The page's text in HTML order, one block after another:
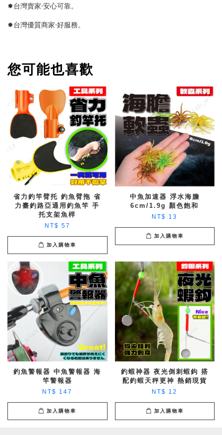
✸台灣賣家‧安心可靠。
✸台灣優質商家‧好服務。
您可能也喜歡
省力釣竿臂托 釣魚臂拖 省
力臺釣路亞通用釣魚竿 手
托支架魚桿
NT$ 57
加入購物車
中魚加速器 浮水海膽
6cm/1.9g 顏色飽和
NT$ 13
加入購物車
釣魚警報器 中魚警報器 海
竿警報器
NT$ 147
加入購物車
釣蝦神器 夜光倒刺蝦鈎 搭
配釣蝦天秤更神 熱銷現貨
NT$ 12
加入購物車